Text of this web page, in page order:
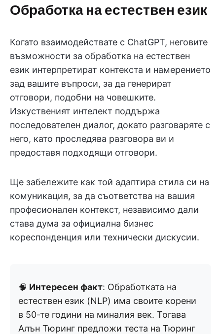
Обработка на естествен език
Когато взаимодействате с ChatGPT, неговите
възможности за обработка на естествен
език интерпретират контекста и намерението
зад вашите въпроси, за да генерират
отговори, подобни на човешките.
Изкуственият интелект поддържа
последователен диалог, докато разговаряте с
него, като проследява разговора ви и
предоставя подходящи отговори.
Ще забележите как той адаптира стила си на
комуникация, за да съответства на вашия
професионален контекст, независимо дали
става дума за официална бизнес
кореспонденция или технически дискусии.
🧠 Интересен факт: Обработката на
естествен език (NLP) има своите корени
в 50-те години на миналия век. Тогава
Алън Тюринг предложи теста на Тюринг